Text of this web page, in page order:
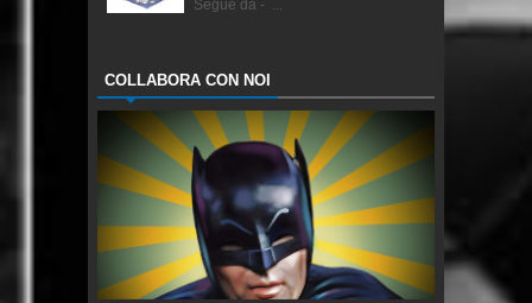
Segue da - ...
COLLABORA CON NOI